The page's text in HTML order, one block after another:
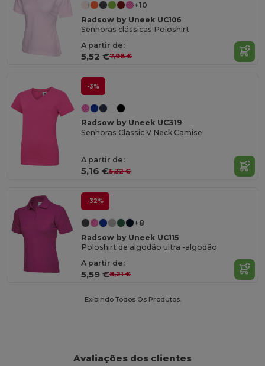
+10
Radsow by Uneek UC106
Senhoras clássicas Poloshirt
A partir de:
5,52 €7,98 €
-3%
Radsow by Uneek UC319
Senhoras Classic V Neck Camise
A partir de:
5,16 €5,32 €
-32%
+8
Radsow by Uneek UC115
Poloshirt de algodão ultra -algodão
A partir de:
5,59 €8,21 €
Exibindo Todos Os Produtos.
Avaliações dos clientes